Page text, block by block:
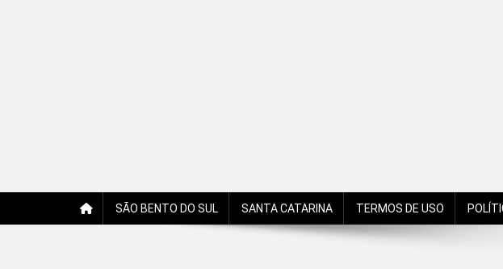
SÃO BENTO DO SUL SANTA CATARINA TERMOS DE USO